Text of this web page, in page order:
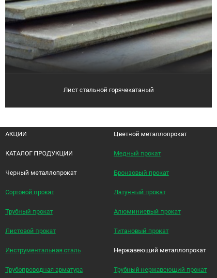
Лист стальной горячекатаный
АКЦИИ
КАТАЛОГ ПРОДУКЦИИ
Черный металлопрокат
Сортовой прокат
Трубный прокат
Листовой прокат
Инструментальная сталь
Трубопроводная арматура
Цветной металлопрокат
Медный прокат
Бронзовый прокат
Латунный прокат
Алюминиевый прокат
Титановый прокат
Нержавеющий металлопрокат
Трубный нержавеющий прокат